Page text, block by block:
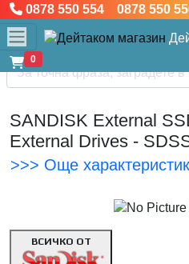
0878 550 554 0878 550
0
SANDISK External
External Drives -
>>> Още
ВСИЧКО ОТ